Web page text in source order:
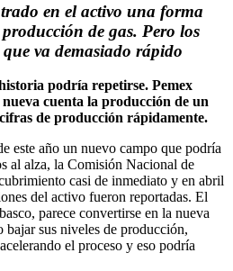
en el activo una forma
de gas. Pero los
va demasiado rápido
podría repetirse. Pemex
cuenta la producción de un
de producción rápidamente.
este año un nuevo campo que podría
al alza, la Comisión Nacional de
casi de inmediato y en abril
del activo fueron reportadas. El
parece convertirse en la nueva
bajar sus niveles de producción,
el proceso y eso podría